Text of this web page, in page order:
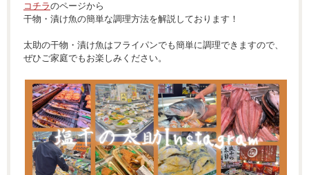
コチラのページから
干物・漬け魚の簡単な調理方法を解説しております！
太助の干物・漬け魚はフライパンでも簡単に調理できますので、
ぜひご家庭でもお楽しみください。